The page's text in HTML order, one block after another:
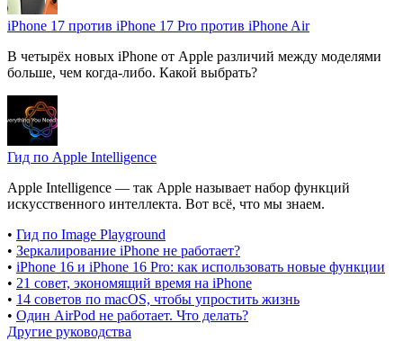
iPhone 17 против iPhone 17 Pro против iPhone Air
В четырёх новых iPhone от Apple различий между моделями
больше, чем когда-либо. Какой выбрать?
Гид по Apple Intelligence
Apple Intelligence — так Apple называет набор функций
искусственного интеллекта. Вот всё, что мы знаем.
• Гид по Image Playground
• Зеркалирование iPhone не работает?
• iPhone 16 и iPhone 16 Pro: как использовать новые функции
• 21 совет, экономящий время на iPhone
• 14 советов по macOS, чтобы упростить жизнь
• Один AirPod не работает. Что делать?
Другие руководства